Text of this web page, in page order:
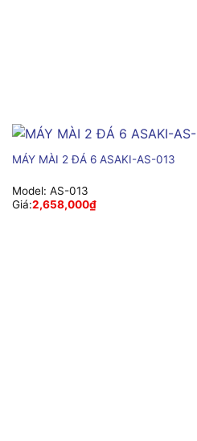
MÁY MÀI 2 ĐÁ 6 ASAKI-AS-013
Model: AS-013
Giá:2,658,000₫